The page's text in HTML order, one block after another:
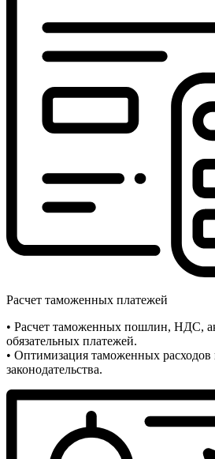
Расчет таможенных платежей
• Расчет таможенных пошлин, НДС,
обязательных платежей.
• Оптимизация таможенных расходов
законодательства.